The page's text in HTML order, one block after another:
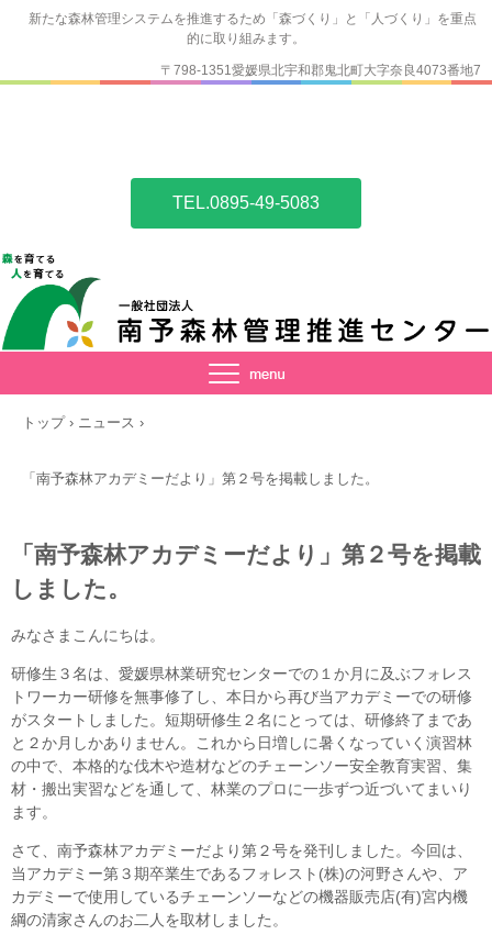
新たな森林管理システムを推進するため「森づくり」と「人づくり」を重点
的に取り組みます。
TEL.0895-49-5083
〒798-1351愛媛県北宇和郡鬼北町大字奈良4073番地7
トップ › ニュース ›
「南予森林アカデミーだより」第２号を掲載しました。
「南予森林アカデミーだより」第２号を掲載
しました。
みなさまこんにちは。
研修生３名は、愛媛県林業研究センターでの１か月に及ぶフォレス
トワーカー研修を無事修了し、本日から再び当アカデミーでの研修
がスタートしました。短期研修生２名にとっては、研修終了まであ
と２か月しかありません。これから日増しに暑くなっていく演習林
の中で、本格的な伐木や造材などのチェーンソー安全教育実習、集
材・搬出実習などを通して、林業のプロに一歩ずつ近づいてまいり
ます。
さて、南予森林アカデミーだより第２号を発刊しました。今回は、
当アカデミー第３期卒業生であるフォレスト(株)の河野さんや、ア
カデミーで使用しているチェーンソーなどの機器販売店(有)宮内機
綱の清家さんのお二人を取材しました。